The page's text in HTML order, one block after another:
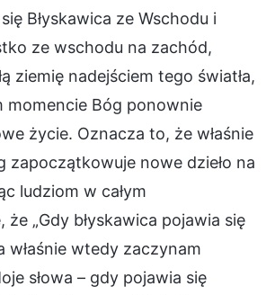
Błyskawica ze Wschodu i
ze wschodu na zachód,
ziemię nadejściem tego światła,
momencie Bóg ponownie
życie. Oznacza to, że właśnie
zapoczątkowuje nowe dzieło na
ludziom w całym
że „Gdy błyskawica pojawia się
właśnie wtedy zaczynam
słowa – gdy pojawia się